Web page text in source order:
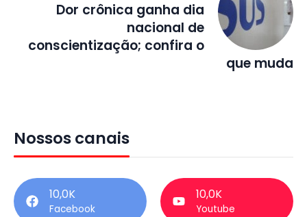
Dor crônica ganha dia
nacional de
conscientização; confira o
que muda
Nossos canais
10,0K
Facebook
10,0K
Youtube